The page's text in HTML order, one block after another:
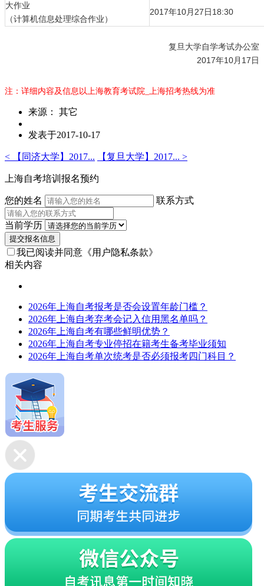
大作业
（计算机信息处理综合作业）
2017年10月27日18:30
复旦大学自学考试办公室
2017年10月17日
注：详细内容及信息以上海教育考试院_上海招考热线为准
来源： 其它
发表于2017-10-17
< 【同济大学】2017... 【复旦大学】2017... >
上海自考培训报名预约
您的姓名 联系方式
当前学历
提交报名信息
我已阅读并同意 《用户隐私条款》
相关内容
2026年上海自考报考是否会设置年龄门槛？
2026年上海自考弃考会记入信用黑名单吗？
2026年上海自考有哪些鲜明优势？
2026年上海自考专业停招在籍考生备考毕业须知
2026年上海自考单次统考是否必须报考四门科目？